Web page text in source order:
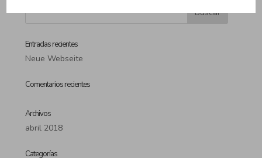
Entradas recientes
Neue Webseite
Comentarios recientes
Archivos
abril 2018
Categorías